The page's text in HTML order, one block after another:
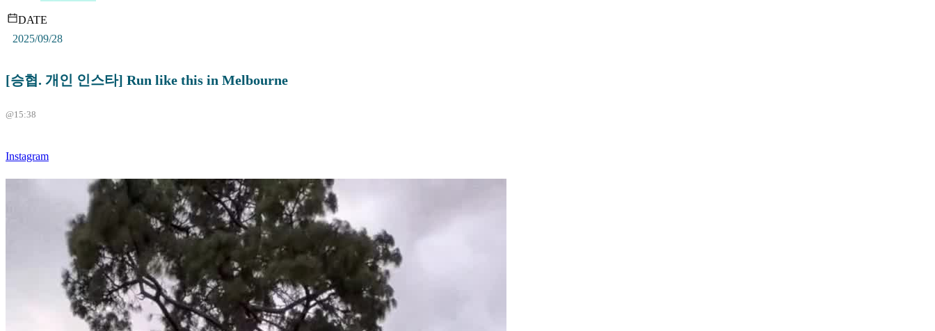
DATE
2025/09/28
[승협. 개인 인스타] Run like this in Melbourne
@15:38
Instagram